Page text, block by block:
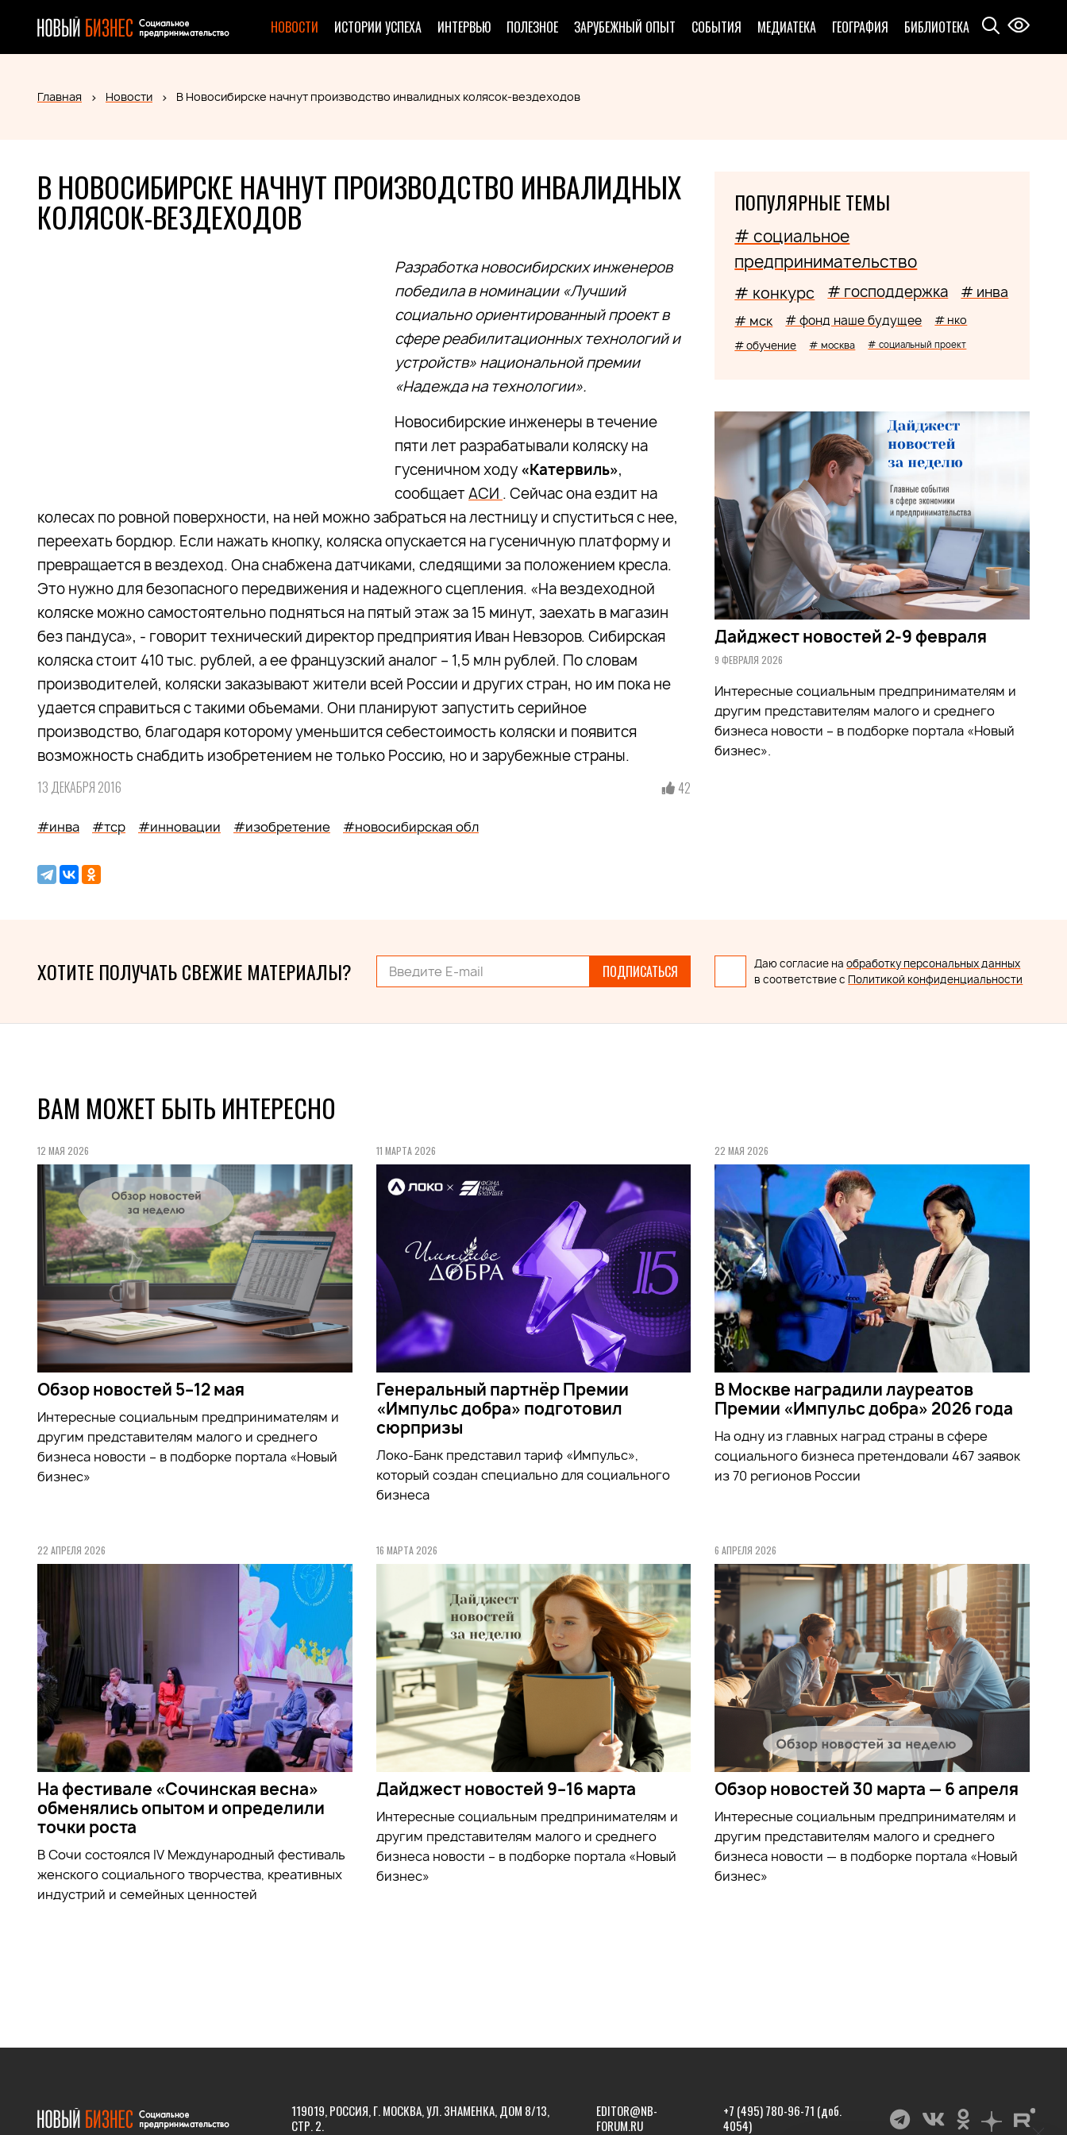
НОВОСТИ ИСТОРИИ УСПЕХА ИНТЕРВЬЮ ПОЛЕЗНОЕ ЗАРУБЕЖНЫЙ ОПЫТ СОБЫТИЯ МЕДИАТЕКА ГЕОГРАФИЯ БИБЛИОТЕКА
Главная Новости В Новосибирске начнут производство инвалидных колясок-вездеходов
В НОВОСИБИРСКЕ НАЧНУТ ПРОИЗВОДСТВО ИНВАЛИДНЫХ
КОЛЯСОК-ВЕЗДЕХОДОВ
Разработка новосибирских инженеров
победила в номинации «Лучший
социально ориентированный проект в
сфере реабилитационных технологий и
устройств» национальной премии
«Надежда на технологии».
Новосибирские инженеры в течение
пяти лет разрабатывали коляску на
гусеничном ходу «Катервиль»,
сообщает АСИ . Сейчас она ездит на
колесах по ровной поверхности, на ней можно забраться на лестницу и спуститься с нее,
переехать бордюр. Если нажать кнопку, коляска опускается на гусеничную платформу и
превращается в вездеход. Она снабжена датчиками, следящими за положением кресла.
Это нужно для безопасного передвижения и надежного сцепления. «На вездеходной
коляске можно самостоятельно подняться на пятый этаж за 15 минут, заехать в магазин
без пандуса», - говорит технический директор предприятия Иван Невзоров. Сибирская
коляска стоит 410 тыс. рублей, а ее французский аналог – 1,5 млн рублей. По словам
производителей, коляски заказывают жители всей России и других стран, но им пока не
удается справиться с такими объемами. Они планируют запустить серийное
производство, благодаря которому уменьшится себестоимость коляски и появится
возможность снабдить изобретением не только Россию, но и зарубежные страны.
13 ДЕКАБРЯ 2016 42
#инва #тср #инновации #изобретение #новосибирская обл
ПОПУЛЯРНЫЕ ТЕМЫ
# социальное
предпринимательство
# конкурс # господдержка # инва
# мск # фонд наше будущее # нко
# обучение # москва # социальный проект
Дайджест новостей 2-9 февраля
9 ФЕВРАЛЯ 2026
Интересные социальным предпринимателям и
другим представителям малого и среднего
бизнеса новости – в подборке портала «Новый
бизнес».
ХОТИТЕ ПОЛУЧАТЬ СВЕЖИЕ МАТЕРИАЛЫ? ПОДПИСАТЬСЯ Даю согласие наобработку персональных данных
в соответствие с Политикой конфиденциальности
ВАМ МОЖЕТ БЫТЬ ИНТЕРЕСНО
12 МАЯ 2026
Обзор новостей 5–12 мая
Интересные социальным предпринимателям и
другим представителям малого и среднего
бизнеса новости – в подборке портала «Новый
бизнес»
11 МАРТА 2026
Генеральный партнёр Премии
«Импульс добра» подготовил
сюрпризы
Локо-Банк представил тариф «Импульс»,
который создан специально для социального
бизнеса
22 МАЯ 2026
В Москве наградили лауреатов
Премии «Импульс добра» 2026 года
На одну из главных наград страны в сфере
социального бизнеса претендовали 467 заявок
из 70 регионов России
22 АПРЕЛЯ 2026
На фестивале «Сочинская весна»
обменялись опытом и определили
точки роста
В Сочи состоялся IV Международный фестиваль
женского социального творчества, креативных
индустрий и семейных ценностей
16 МАРТА 2026
Дайджест новостей 9–16 марта
Интересные социальным предпринимателям и
другим представителям малого и среднего
бизнеса новости – в подборке портала «Новый
бизнес»
6 АПРЕЛЯ 2026
Обзор новостей 30 марта — 6 апреля
Интересные социальным предпринимателям и
другим представителям малого и среднего
бизнеса новости — в подборке портала «Новый
бизнес»
119019, РОССИЯ, Г. МОСКВА, УЛ. ЗНАМЕНКА, ДОМ 8/13,
СТР. 2.
EDITOR@NB-
FORUM.RU
+7 (495) 780-96-71 (доб.
4054)